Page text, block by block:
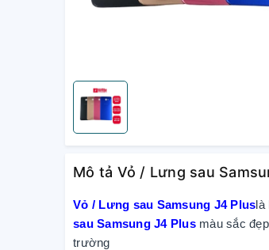
Mô tả Vỏ / Lưng sau
Vỏ / Lưng sau Samsung J4 Pluslà
sau Samsung J4 Plusmàu sắc
trường